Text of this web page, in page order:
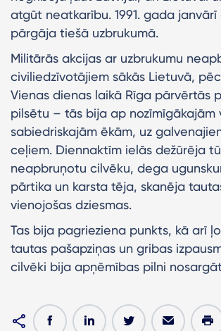
atgūt neatkarību. 1991. gada
pārgāja tiešā uzbrukumā.
Militārās akcijas ar uzbrukumu
civiliedzīvotājiem sākās Lietuvā,
Vienas dienas laikā Rīga pārvērtās
pilsētu – tās bija ap nozīmīgākajām
sabiedriskajām ēkām, uz
ceļiem. Diennaktīm ielās dežūrēja
neapbruņotu cilvēku, dega
pārtika un karsta tēja, skanēja
vienojošas dziesmas.
Tas bija pagrieziena punkts, kā arī
tautas pašapziņas un gribas
cilvēki bija apņēmības pilni